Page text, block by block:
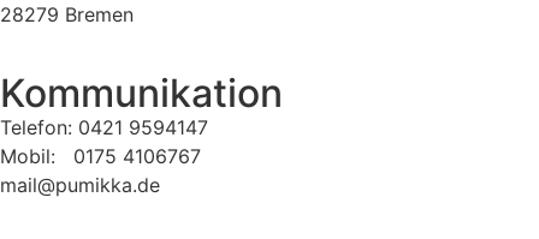
28279 Bremen
Kommunikation
Telefon: 0421 9594147
Mobil: 0175 4106767
mail@pumikka.de